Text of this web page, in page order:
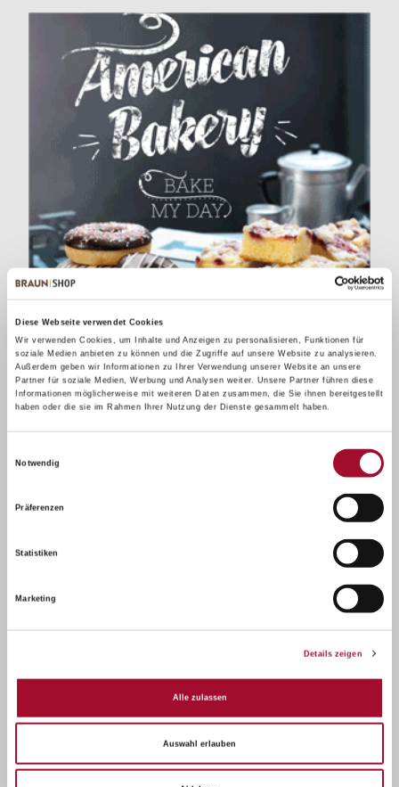
Diese Webseite verwendet Cookies
Wir verwenden Cookies, um Inhalte und Anzeigen zu personalisieren, Funktionen für
soziale Medien anbieten zu können und die Zugriffe auf unsere Website zu analysieren.
Außerdem geben wir Informationen zu Ihrer Verwendung unserer Website an unsere
Partner für soziale Medien, Werbung und Analysen weiter. Unsere Partner führen diese
Informationen möglicherweise mit weiteren Daten zusammen, die Sie ihnen bereitgestellt
haben oder die sie im Rahmen Ihrer Nutzung der Dienste gesammelt haben.
Notwendig
Präferenzen
Statistiken
Marketing
Details zeigen
Alle zulassen
Auswahl erlauben